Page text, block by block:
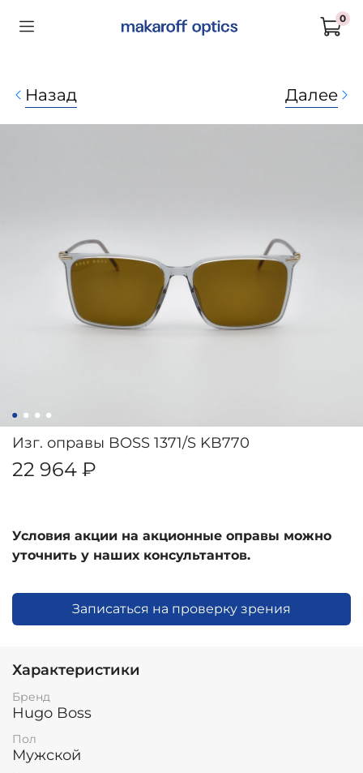
0
Назад Далее
Изг. оправы BOSS 1371/S KB770
22 964 ₽
Условия акции на акционные оправы можно
уточнить у наших консультантов.
Записаться на проверку зрения
Характеристики
Бренд
Hugo Boss
Пол
Мужской